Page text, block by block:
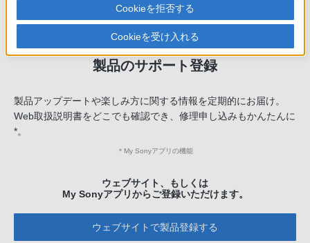
製品のサポート登録
製品アップデートや楽しみ方に関する情報を定期的にお届け。
Web取扱説明書をどこでも確認でき、修理申し込みもかんたんに
*。
＊ My Sonyアプリの機能
ウェブサイト、もしくは
My Sonyアプリからご登録いただけます。
ウェブサイトで製品登録する
Cookieを拒否する
Cookieを受け入れる